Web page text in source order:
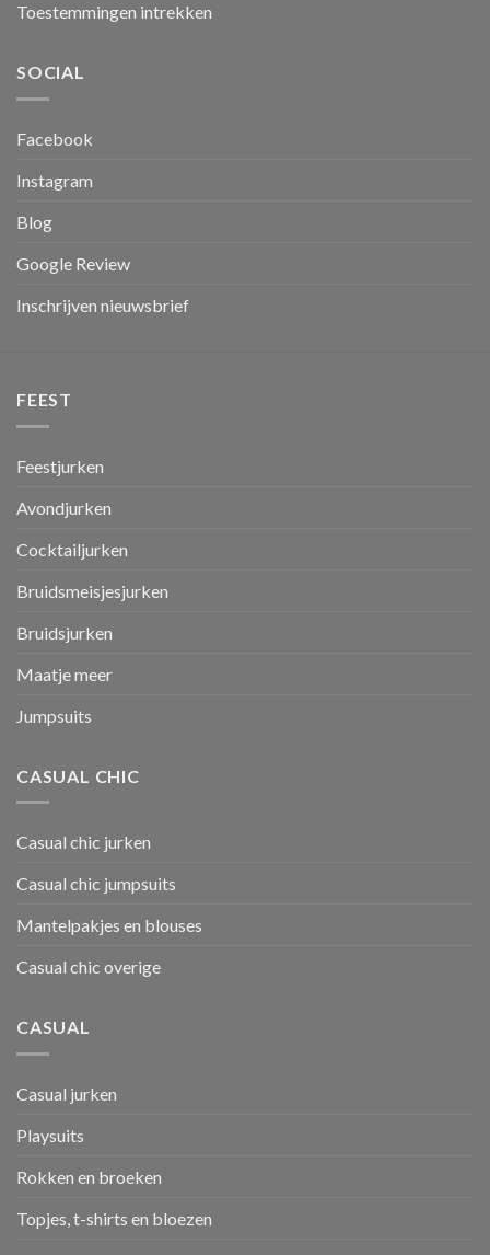
Toestemmingen intrekken
SOCIAL
Facebook
Instagram
Blog
Google Review
Inschrijven nieuwsbrief
FEEST
Feestjurken
Avondjurken
Cocktailjurken
Bruidsmeisjesjurken
Bruidsjurken
Maatje meer
Jumpsuits
CASUAL CHIC
Casual chic jurken
Casual chic jumpsuits
Mantelpakjes en blouses
Casual chic overige
CASUAL
Casual jurken
Playsuits
Rokken en broeken
Topjes, t-shirts en bloezen